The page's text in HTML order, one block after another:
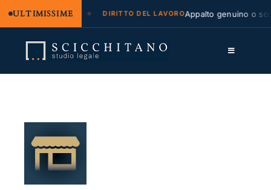
ULTIMISSIME
e regresso DIRITTO DEL LAVOROAppalto genuino o
contenuto
Toggle
Servizi
Approfondimenti